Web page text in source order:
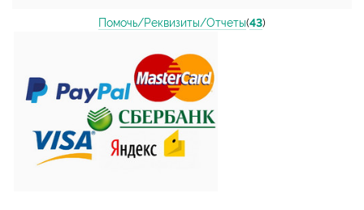
Помочь/Реквизиты/Отчеты(43)